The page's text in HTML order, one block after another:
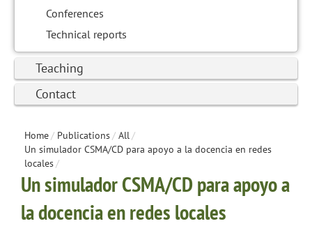
Conferences
Technical reports
Teaching
Contact
Home/ Publications/ All/
Un simulador CSMA/CD para apoyo a la docencia en redes
locales/
Un simulador CSMA/CD para apoyo a
la docencia en redes locales